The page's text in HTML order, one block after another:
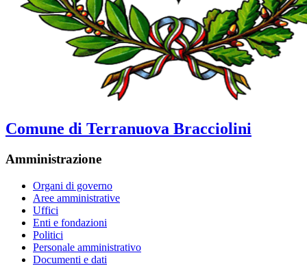
Comune di Terranuova Bracciolini
Amministrazione
Organi di governo
Aree amministrative
Uffici
Enti e fondazioni
Politici
Personale amministrativo
Documenti e dati